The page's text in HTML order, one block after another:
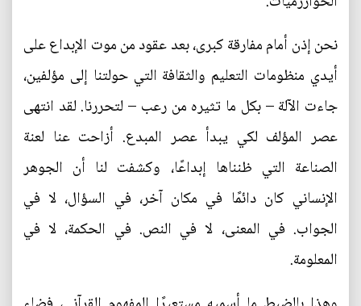
نحن إذن أمام مفارقة كبرى، بعد عقود من موت الإبداع على
أيدي منظومات التعليم والثقافة التي حولتنا إلى مؤلفين،
جاءت الآلة – بكل ما تثيره من رعب – لتحررنا. لقد انتهى
عصر المؤلف لكي يبدأ عصر المبدع. أزاحت عنا لعنة
الصناعة التي ظنناها إبداعًا، وكشفت لنا أن الجوهر
الإنساني كان دائمًا في مكان آخر، في السؤال، لا في
الجواب. في المعنى، لا في النص. في الحكمة، لا في
المعلومة.